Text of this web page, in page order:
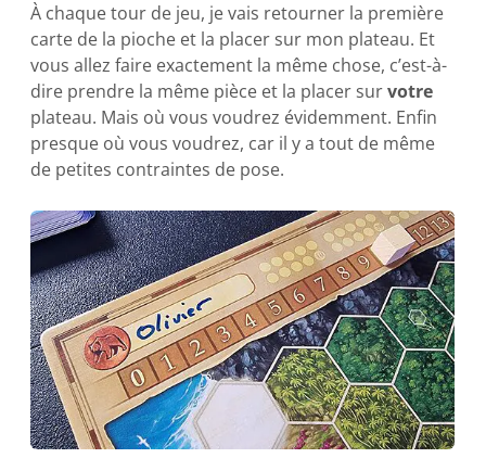
À chaque tour de jeu, je vais retourner la première
carte de la pioche et la placer sur mon plateau. Et
vous allez faire exactement la même chose, c’est-à-
dire prendre la même pièce et la placer survotre
plateau. Mais où vous voudrez évidemment. Enfin
presque où vous voudrez, car il y a tout de même
de petites contraintes de pose.